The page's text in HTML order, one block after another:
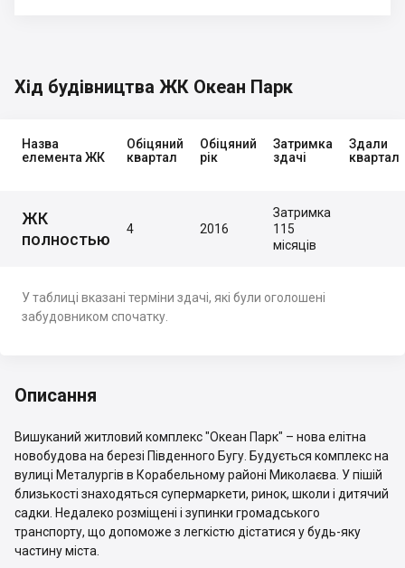
Хід будівництва ЖК Океан Парк
Назва
елемента ЖК
Обіцяний
квартал
Обіцяний
рік
Затримка
здачі
Здали
квартал
ЖК
полностью
4 2016
Затримка
115
місяців
У таблиці вказані терміни здачі, які були оголошені
забудовником спочатку.
Описання
Вишуканий житловий комплекс "Океан Парк" – нова елітна
новобудова на березі Південного Бугу. Будується комплекс на
вулиці Металургів в Корабельному районі Миколаєва. У пішій
близькості знаходяться супермаркети, ринок, школи і дитячий
садки. Недалеко розміщені і зупинки громадського
транспорту, що допоможе з легкістю дістатися у будь-яку
частину міста.